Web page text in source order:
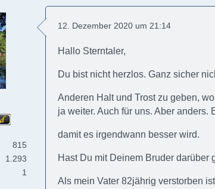
815
1.293
1
12. Dezember 2020 um 21:14
Hallo Sterntaler,
Du bist nicht herzlos. Ganz sicher
Anderen Halt und Trost zu geben,
ja weiter. Auch für uns. Aber anders.
damit es irgendwann besser wird.
Hast Du mit Deinem Bruder darüber
Als mein Vater 82jährig verstorben